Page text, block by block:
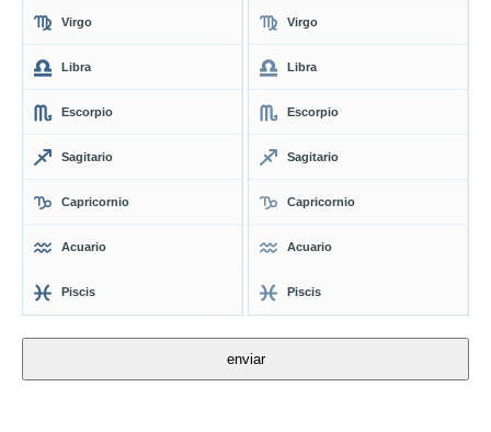
Virgo
Libra
Escorpio
Sagitario
Capricornio
Acuario
Piscis
Virgo
Libra
Escorpio
Sagitario
Capricornio
Acuario
Piscis